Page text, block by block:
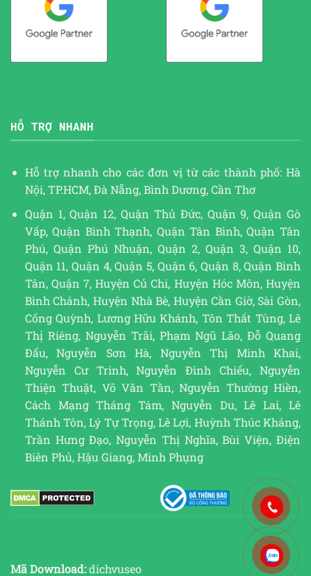
HỖ TRỢ NHANH
Hỗ trợ nhanh cho các đơn vị từ các thành phố: Hà
Nội, TP.HCM, Đà Nẵng, Bình Dương, Cần Thơ
Quận 1, Quận 12, Quận Thủ Đức, Quận 9, Quận Gò
Vấp, Quận Bình Thạnh, Quận Tân Bình, Quận Tân
Phú, Quận Phú Nhuận, Quận 2, Quận 3, Quận 10,
Quận 11, Quận 4, Quận 5, Quận 6, Quận 8, Quận Bình
Tân, Quận 7, Huyện Củ Chi, Huyện Hóc Môn, Huyện
Bình Chánh, Huyện Nhà Bè, Huyện Cần Giờ, Sài Gòn,
Cống Quỳnh, Lương Hữu Khánh, Tôn Thất Tùng, Lê
Thị Riêng, Nguyễn Trãi, Phạm Ngũ Lão, Đỗ Quang
Đẩu, Nguyễn Sơn Hà, Nguyễn Thị Minh Khai,
Nguyễn Cư Trinh, Nguyễn Đình Chiểu, Nguyễn
Thiện Thuật, Võ Văn Tần, Nguyễn Thường Hiền,
Cách Mạng Tháng Tám, Nguyễn Du, Lê Lai, Lê
Thánh Tôn, Lý Tự Trọng, Lê Lợi, Huỳnh Thúc Kháng,
Trần Hưng Đạo, Nguyễn Thị Nghĩa, Bùi Viện, Điện
Biên Phủ, Hậu Giang, Minh Phụng
Mã Download:dichvuseo